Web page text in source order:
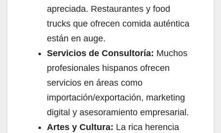
apreciada. Restaurantes y food
trucks que ofrecen comida auténtica
están en auge.
Servicios de Consultoría: Muchos
profesionales hispanos ofrecen
servicios en áreas como
importación/exportación, marketing
digital y asesoramiento empresarial.
Artes y Cultura: La rica herencia